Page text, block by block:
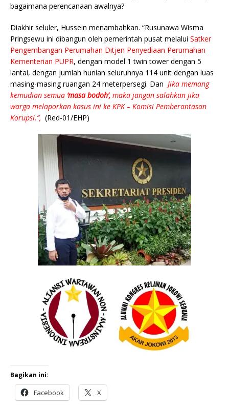
bagaimana perencanaan awalnya?
Diakhir seluler, Hussein menambahkan. “Rusunawa Wisma
Pringsewu ini dibangun oleh pemerintah pusat melalui Satker
Pengembangan Perumahan Ditjen Penyediaan Perumahan
Kementerian PUPR, dengan model 1 twin tower dengan 5
lantai, dengan jumlah hunian seluruhnya 114 unit dengan luas
masing-masing ruangan 24 meterpersegi. Dan Jika memang
kemudian semua ‘masa bodoh’, maka jangan salahkan jika
warga melaporkan kasus ini ke KPK – Komisi Pemberantasan
Korupsi.”, (Red-01/EHP)
Bagikan ini:
Facebook X